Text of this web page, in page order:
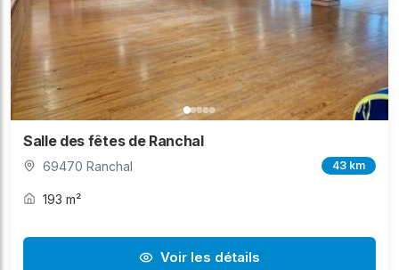
Salle des fêtes de Ranchal
69470 Ranchal 43 km
193 m²
Voir les détails